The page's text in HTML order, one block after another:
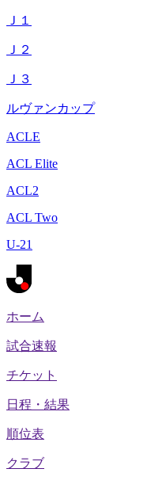
Ｊ１
Ｊ２
Ｊ３
ルヴァンカップ
ACLE
ACL Elite
ACL2
ACL Two
U-21
ホーム
試合速報
チケット
日程・結果
順位表
クラブ